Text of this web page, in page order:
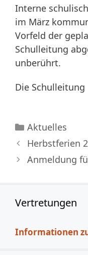
Interne
im März
Vorfeld der
Schulleitung
unberührt.
Die Schulleitung
Kategorien
Aktuelles
Herbstferien
Anmeldung
Vertretungen
Informationen